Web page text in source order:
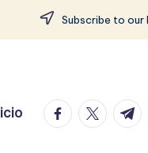
Subscribe to our
facebook.com
t.me